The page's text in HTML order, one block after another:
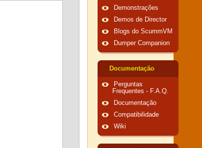
Demonstrações
Demos de Director
Blogs do ScummVM
Dumper Companion
Documentação
Perguntas
Frequentes - F.A.Q.
Documentação
Compatibilidade
Wiki